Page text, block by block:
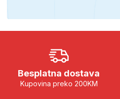
Besplatna dostava
Kupovina preko 200KM